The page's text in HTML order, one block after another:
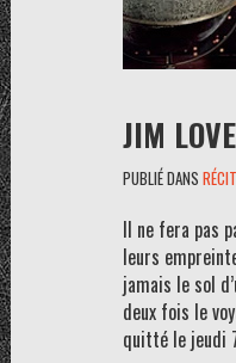
JIM
PUBLIÉ DANS
Il ne fera pas
leurs
jamais le sol
deux fois le
quitté le jeudi